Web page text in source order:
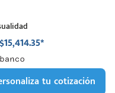
$15,414.35*
tu cotización